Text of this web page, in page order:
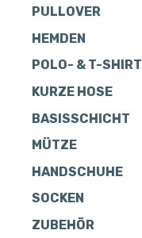
PULLOVER
HEMDEN
POLO- & T-SHIRT
KURZE HOSE
BASISSCHICHT
MÜTZE
HANDSCHUHE
SOCKEN
ZUBEHÖR